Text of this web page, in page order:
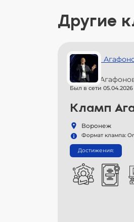
Другие
Сергей
Был в сети 05.04.2026
Кламп
Воронеж
Формат клампа:
Достижения: